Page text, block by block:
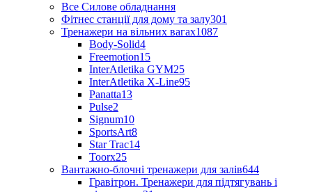
Все Силове обладнання
Фітнес станції для дому та залу301
Тренажери на вільних вагах1087
Body-Solid4
Freemotion15
InterAtletika GYM25
InterAtletika X-Line95
Panatta13
Pulse2
Signum10
SportsArt8
Star Trac14
Toorx25
Вантажно-блочні тренажери для залів644
Гравітрон. Тренажери для підтягувань і